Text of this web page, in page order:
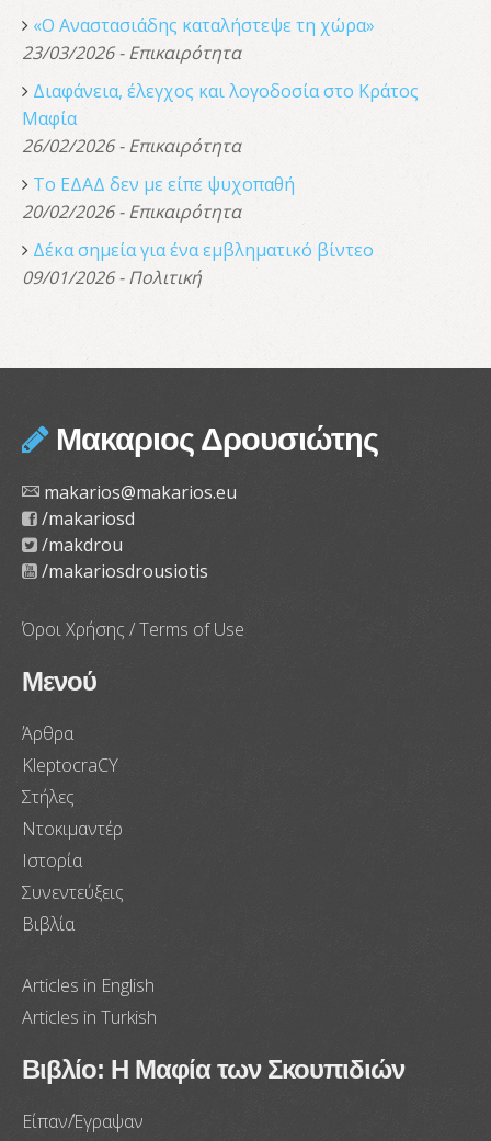
«Ο Αναστασιάδης καταλήστεψε τη χώρα»
23/03/2026 - Επικαιρότητα
Διαφάνεια, έλεγχος και λογοδοσία στο Κράτος
Μαφία
26/02/2026 - Επικαιρότητα
Το ΕΔΑΔ δεν με είπε ψυχοπαθή
20/02/2026 - Επικαιρότητα
Δέκα σημεία για ένα εμβληματικό βίντεο
09/01/2026 - Πολιτική
Μακαριος Δρουσιώτης
makarios@makarios.eu
/makariosd
/makdrou
/makariosdrousiotis
Όροι Χρήσης / Terms of Use
Μενού
Άρθρα
KleptocraCY
Στήλες
Ντοκιμαντέρ
Ιστορία
Συνεντεύξεις
Βιβλία
Articles in English
Articles in Turkish
Βιβλίο: Η Μαφία των Σκουπιδιών
Είπαν/Έγραψαν